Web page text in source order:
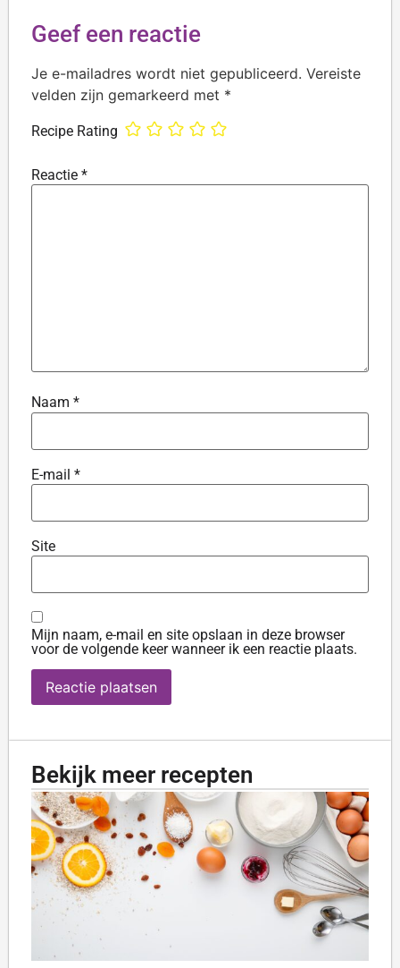
Geef een reactie
Je e-mailadres wordt niet gepubliceerd. Vereiste
velden zijn gemarkeerd met *
Recipe Rating
Reactie *
Naam *
E-mail *
Site
Mijn naam, e-mail en site opslaan in deze browser
voor de volgende keer wanneer ik een reactie plaats.
Bekijk meer recepten